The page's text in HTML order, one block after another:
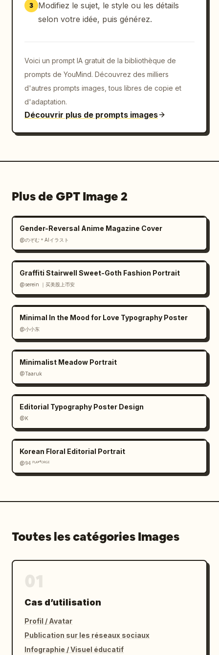
3
Modifiez le sujet, le style ou les détails
selon votre idée, puis générez.
Voici un prompt IA gratuit de la bibliothèque de
prompts de YouMind. Découvrez des milliers
d'autres prompts images, tous libres de copie et
d'adaptation.
Découvrir plus de prompts images
Plus de GPT Image 2
Gender-Reversal Anime Magazine Cover
@のぞむ＊AIイラスト
Graffiti Stairwell Sweet-Goth Fashion Portrait
@serein ｜买美股上币安
Minimal In the Mood for Love Typography Poster
@小小东
Minimalist Meadow Portrait
@Taaruk
Editorial Typography Poster Design
@K
Korean Floral Editorial Portrait
@𝟡𝟜 ᴾᴸᴬʸᶠᴼᴿᴳᴱ
Toutes les catégories Images
Cas d’utilisation
Profil / Avatar
Publication sur les réseaux sociaux
Infographie / Visuel éducatif